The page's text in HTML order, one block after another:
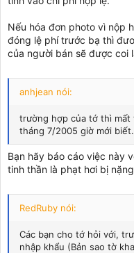
Nếu hóa đơn photo vì nộp
đóng lệ phí trước bạ thì
của người bán sẽ được coi
anhjean nói:
trường hợp của tớ thì mất
tháng 7/2005 giờ mới
Bạn hãy báo cáo việc này
tinh thần là phạt hơi bị
RedRuby nói:
Các bạn cho tớ hỏi với,
nhập khẩu (Bản sao tờ